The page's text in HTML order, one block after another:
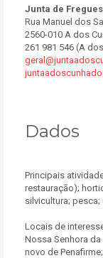
Junta de
Rua Manuel dos
2560-010 A dos
261 981 546 (A
Dados
Principais
restauração);
silvicultura;
Locais de
Nossa Senhora
novo de